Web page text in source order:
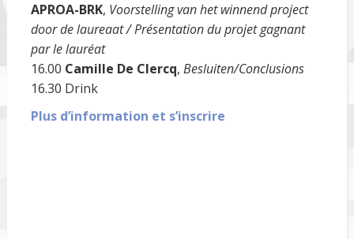
APROA-BRK, Voorstelling van het winnend project
door de laureaat / Présentation du projet gagnant
par le lauréat
16.00 Camille De Clercq, Besluiten/Conclusions
16.30 Drink
Plus d’information et s’inscrire